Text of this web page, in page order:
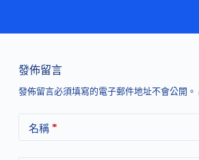
發佈留言
發佈留言必須填寫的電子郵件地址不會公開。
名稱 *